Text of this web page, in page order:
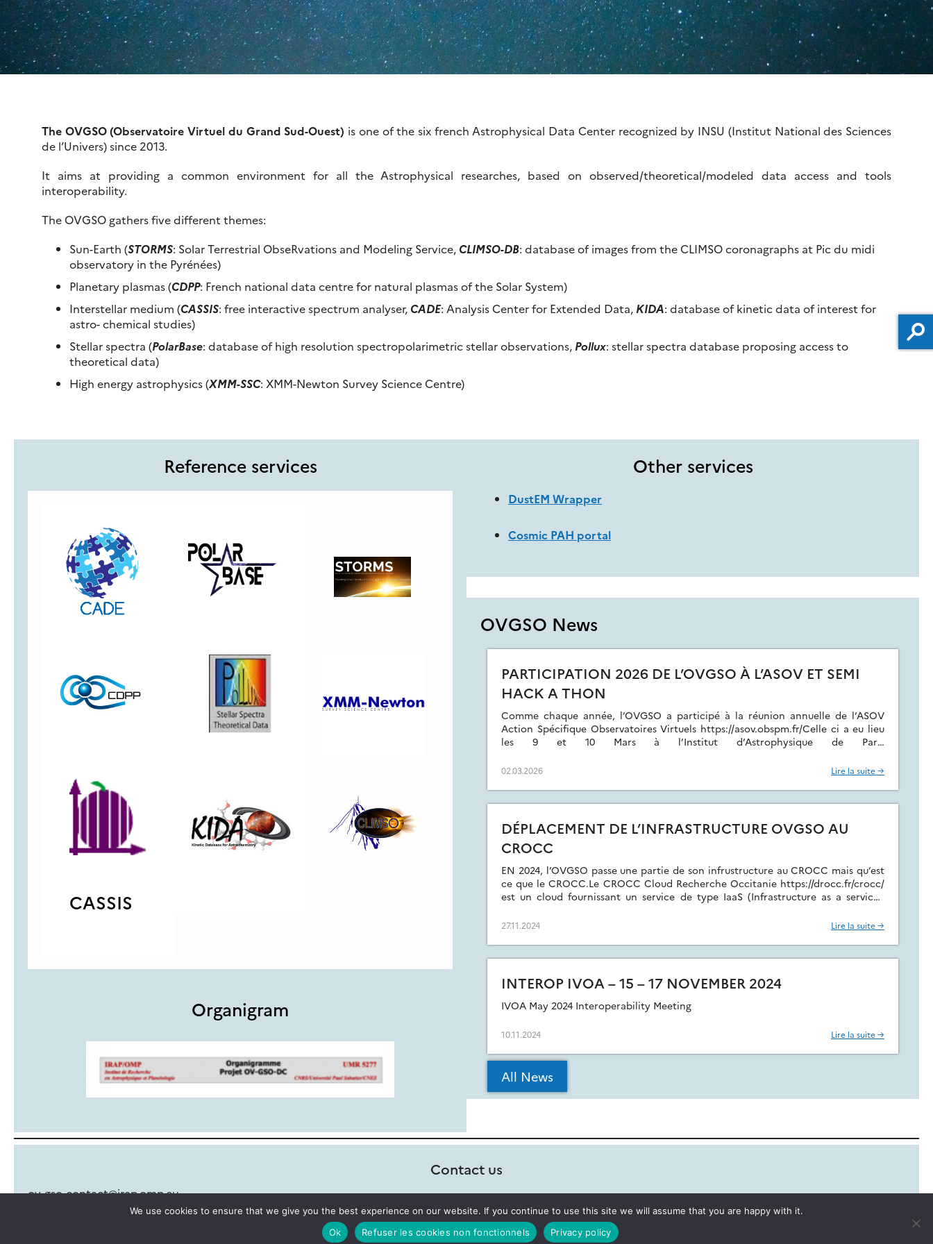
The OVGSO (Observatoire Virtuel du Grand Sud-Ouest) is one of the six french Astrophysical Data Center recognized by INSU (Institut National des Sciences
de l’Univers) since 2013.
It aims at providing a common environment for all the Astrophysical researches, based on observed/theoretical/modeled data access and tools
interoperability.
The OVGSO gathers five different themes:
Sun-Earth (STORMS: Solar Terrestrial ObseRvations and Modeling Service,CLIMSO-DB: database of images from the CLIMSO coronagraphs at Pic du midi
observatory in the Pyrénées)
Planetary plasmas (CDPP: French national data centre for natural plasmas of the Solar System)
Interstellar medium (CASSIS: free interactive spectrum analyser,CADE: Analysis Center for Extended Data, KIDA: database of kinetic data of interest for
astro- chemical studies)
Stellar spectra (PolarBase: database of high resolution spectropolarimetric stellar observations, Pollux: stellar spectra database proposing access to
theoretical data)
High energy astrophysics (XMM-SSC: XMM-Newton Survey Science Centre)
Reference services
CASSIS
Organigram
Other services
DustEM Wrapper
Cosmic PAH portal
OVGSO News
PARTICIPATION 2026 DE L’OVGSO À L’ASOV ET SEMI
HACK A THON
Comme chaque année, l’OVGSO a participé à la réunion annuelle de l’ASOV
Action Spécifique Observatoires Virtuels https://asov.obspm.fr/Celle ci a eu lieu
les 9 et 10 Mars à l’Institut d’Astrophysique de Paris
thon du 10 au 11 Mars à laquelle l’OVGSO va également participer.
02.03.2026 Lire la suite →
DÉPLACEMENT DE L’INFRASTRUCTURE OVGSO AU
CROCC
EN 2024, l’OVGSO passe une partie de son infrustructure au CROCC mais qu’est
ce que le CROCC.Le CROCC Cloud Recherche Occitanie https://drocc.fr/crocc/
est un cloud fournissant un service de type IaaS (Infrastructure as a service).
de stockage et fourni un tenant Open Stack pour […]
27.11.2024 Lire la suite →
INTEROP IVOA – 15 – 17 NOVEMBER 2024
IVOA May 2024 Interoperability Meeting
10.11.2024 Lire la suite →
All News
Contact us
ov-gso-contact@irap.omp.eu
We use cookies to ensure that we give you the best experience on our website. If you continue to use this site we will assume that you are happy with it.
Ok
Refuser les cookies non fonctionnels Privacy policy